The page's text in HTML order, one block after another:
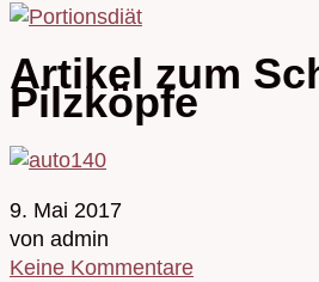
Artikel zum
Pilzköpfe
9. Mai 2017
von admin
Keine Kommentare